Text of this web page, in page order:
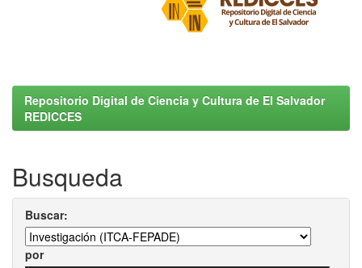
Repositorio Digital de Ciencia y Cultura de El Salvador
REDICCES
Busqueda
Buscar:
por